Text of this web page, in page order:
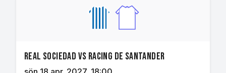
Real Sociedad vs Racing de Santander